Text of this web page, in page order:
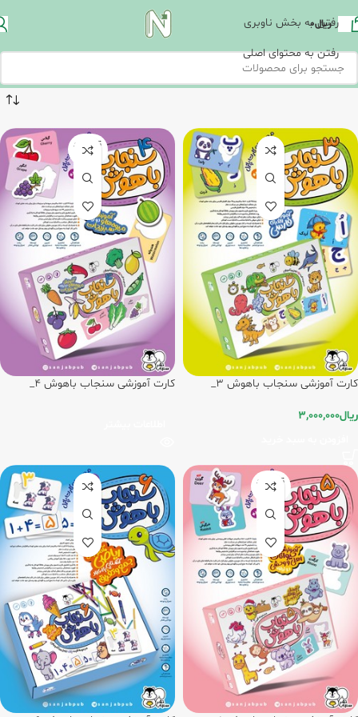
رفتن به بخش ناوبری
رفتن به محتوای اصلی
ریال0
کارت آموزشی سنجاب باهوش 3_
ریال3,000,000
تمام شد
ه
کارت آموزشی سنجاب باهوش 4_
تمام شد
ه